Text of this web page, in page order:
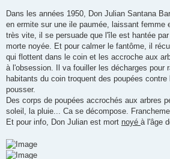
Dans les années 1950, Don Julian Santana
en ermite sur une ile paumée, laissant femme
très vite, il se persuade que l'île est hantée
morte noyée. Et pour calmer le fantôme, il
qui flottent dans le coin et les accroche aux
à l'obsession. Il va fouiller les décharges pour
habitants du coin troquent des poupées
pousser.
Des corps de poupées accrochés aux arbres
soleil, la pluie... Ca se décompose.
Et pour info, Don Julian est mort noyé à l'âge